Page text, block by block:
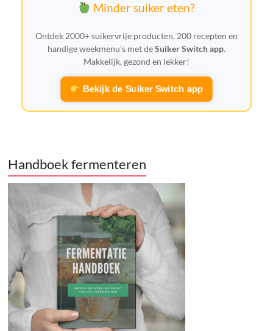
Minder suiker eten?
Ontdek 2000+ suikervrije producten, 200 recepten en
handige weekmenu’s met deSuiker Switch app.
Makkelijk, gezond en lekker!
Bekijk de Suiker Switch app
Handboek fermenteren